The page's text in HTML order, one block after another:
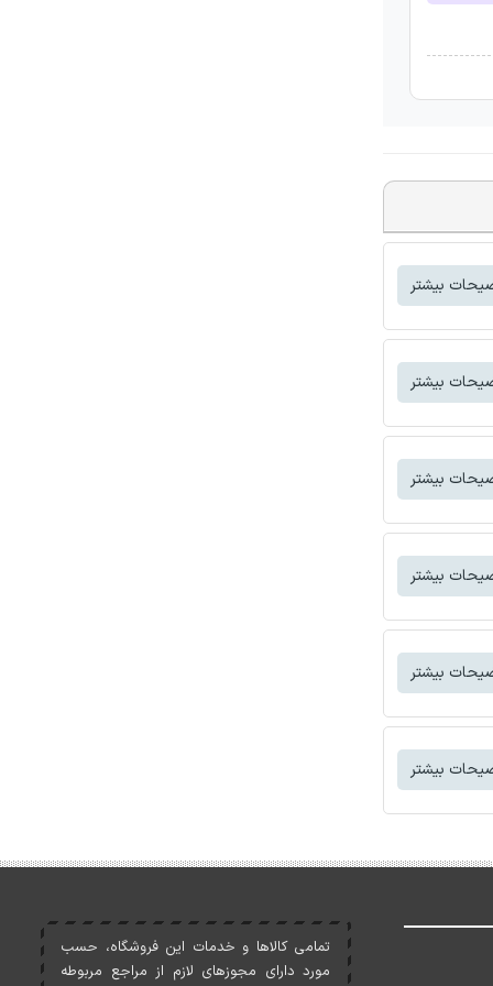
بیشتر
بیشتر
بیشتر
بیشتر
بیشتر
بیشتر
تمامی کالاها و خدمات اين فروشگاه، حسب
مورد دارای مجوزهای لازم از مراجع مربوطه